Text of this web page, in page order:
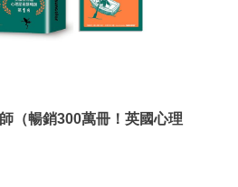
（暢銷300萬冊！英國心理